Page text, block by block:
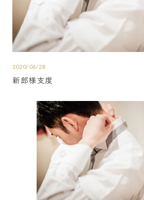
2020/06/28
新郎様支度